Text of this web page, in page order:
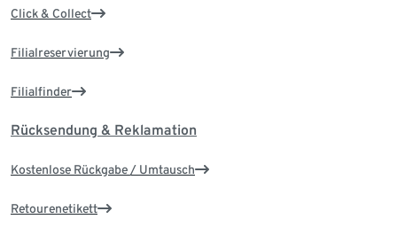
Click & Collect
Filialreservierung
Filialfinder
Rücksendung & Reklamation
Kostenlose Rückgabe / Umtausch
Retourenetikett